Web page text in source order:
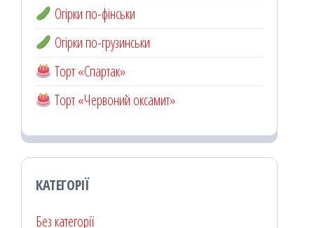
Огірки по-фінськи
Огірки по-грузинськи
Торт «Спартак»
Торт «Червоний оксамит»
КАТЕГОРІЇ
Без категорії